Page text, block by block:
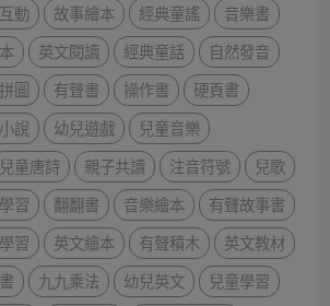
動 故事繪本 經典童謠
音樂書
英文閱讀 經典童話
自然發音
圖 有聲書 操作書
硬頁書
說 幼兒遊戲
兒童音樂
兒童唐詩 親子共讀 注音符號
兒歌
習 翻翻書 音樂繪本
有聲故事書
習 英文繪本 有聲積木
英文教材
九九乘法 幼兒英文
兒童學習